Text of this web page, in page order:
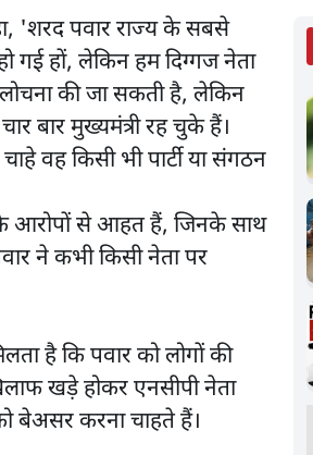
'शरद पवार राज्य के सबसे
गई हों, लेकिन हम दिग्गज नेता
की जा सकती है, लेकिन
बार मुख्यमंत्री रह चुके हैं।
चाहे वह किसी भी पार्टी या संगठन
के आरोपों से आहत हैं, जिनके साथ
ने कभी किसी नेता पर
है कि पवार को लोगों की
खड़े होकर एनसीपी नेता
बेअसर करना चाहते हैं।